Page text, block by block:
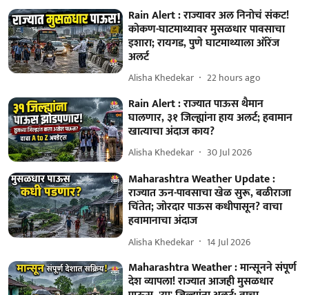
Rain Alert : राज्यावर अल निनोचं संकट!
कोकण-घाटमाथ्यावर मुसळधार पावसाचा
इशारा; रायगड, पुणे घाटमाथ्याला ऑरेंज
अलर्ट
Alisha Khedekar 22 hours ago
Rain Alert : राज्यात पाऊस थैमान
घालणार, ३१ जिल्ह्यांना हाय अलर्ट; हवामान
खात्याचा अंदाज काय?
Alisha Khedekar 30 Jul 2026
Maharashtra Weather Update :
राज्यात ऊन-पावसाचा खेळ सुरू, बळीराजा
चिंतेत; जोरदार पाऊस कधीपासून? वाचा
हवामानाचा अंदाज
Alisha Khedekar 14 Jul 2026
Maharashtra Weather : मान्सूनने संपूर्ण
देश व्यापला! राज्यात आजही मुसळधार